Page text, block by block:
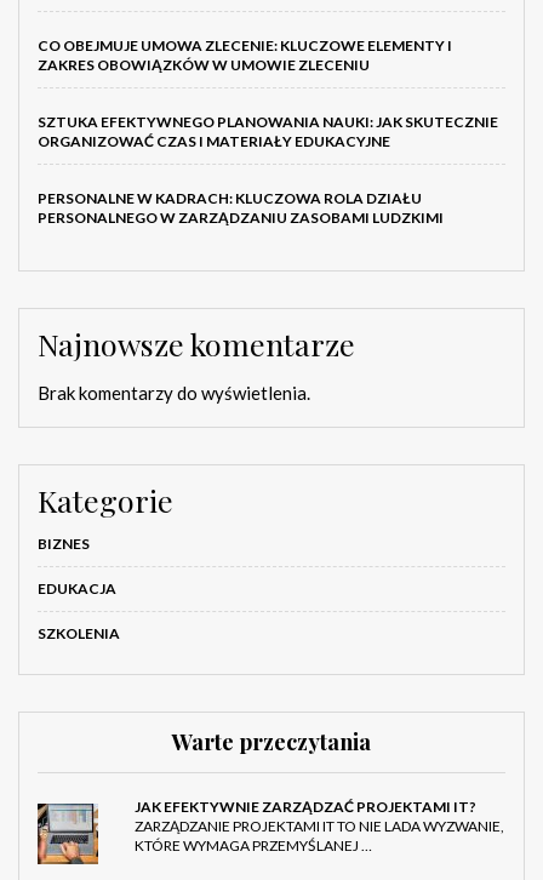
CO OBEJMUJE UMOWA ZLECENIE: KLUCZOWE ELEMENTY I
ZAKRES OBOWIĄZKÓW W UMOWIE ZLECENIU
SZTUKA EFEKTYWNEGO PLANOWANIA NAUKI: JAK SKUTECZNIE
ORGANIZOWAĆ CZAS I MATERIAŁY EDUKACYJNE
PERSONALNE W KADRACH: KLUCZOWA ROLA DZIAŁU
PERSONALNEGO W ZARZĄDZANIU ZASOBAMI LUDZKIMI
Najnowsze komentarze
Brak komentarzy do wyświetlenia.
Kategorie
BIZNES
EDUKACJA
SZKOLENIA
Warte przeczytania
JAK EFEKTYWNIE ZARZĄDZAĆ PROJEKTAMI IT?
ZARZĄDZANIE PROJEKTAMI IT TO NIE LADA WYZWANIE,
KTÓRE WYMAGA PRZEMYŚLANEJ …